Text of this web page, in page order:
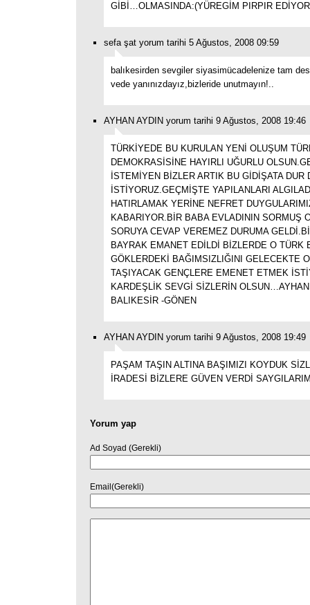
GİBİ…OLMASINDA:(YÜREGİM PIRPIR
sefa şat yorum tarihi 5 Ağustos, 2008 09:59
balıkesirden sevgiler siyasimücadelenize tam
vede yanınızdayız,bizleride unutmayın!..
AYHAN AYDIN yorum tarihi 9 Ağustos, 2008 19:46
TÜRKİYEDE BU KURULAN YENİ OLUŞUM
DEMOKRASİSİNE HAYIRLI UĞURLU
İSTEMİYEN BİZLER ARTIK BU GİDİŞATA DUR
İSTİYORUZ.GEÇMİŞTE YAPILANLARI
HATIRLAMAK YERİNE NEFRET
KABARIYOR.BİR BABA EVLADININ SORMUŞ
SORUYA CEVAP VEREMEZ DURUMA
BAYRAK EMANET EDİLDİ BİZLERDE O TÜRK
GÖKLERDEKİ BAĞIMSIZLIĞINI GELECEKTE
TAŞIYACAK GENÇLERE EMENET ETMEK
KARDEŞLİK SEVGİ SİZLERİN
BALIKESİR -GÖNEN
AYHAN AYDIN yorum tarihi 9 Ağustos, 2008 19:49
PAŞAM TAŞIN ALTINA BAŞIMIZI KOYDUK
İRADESİ BİZLERE GÜVEN VERDİ
Yorum yap
Ad Soyad (Gerekli)
Email(Gerekli)